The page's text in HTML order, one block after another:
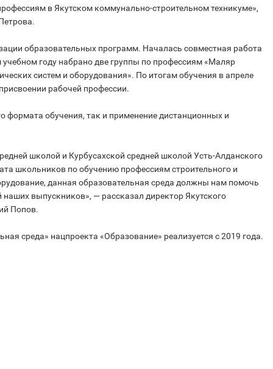
в Якутском коммунально-строительном техникуме»,
образовательных программ. Началась совместная работа
году набрано две группы по профессиям «Маляр
систем и оборудования». По итогам обучения в апреле
рабочей профессии.
формата обучения, так и применение дистанционных и
школой и Курбусахской средней школой Усть-Алданского
школьников по обучению профессиям строительного и
данная образовательная среда должны нам помочь
выпускников», — рассказал директор Якутского
Попов.
среда» нацпроекта «Образование» реализуется с 2019 года.